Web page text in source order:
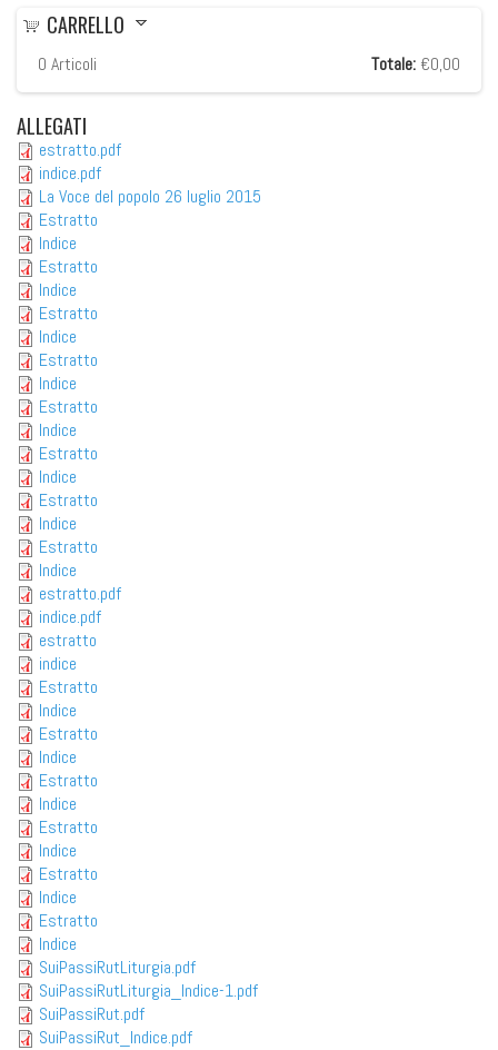
CARRELLO
0 Articoli Totale: €0,00
ALLEGATI
estratto.pdf
indice.pdf
La Voce del popolo 26 luglio 2015
Estratto
Indice
Estratto
Indice
Estratto
Indice
Estratto
Indice
Estratto
Indice
Estratto
Indice
Estratto
Indice
Estratto
Indice
estratto.pdf
indice.pdf
estratto
indice
Estratto
Indice
Estratto
Indice
Estratto
Indice
Estratto
Indice
Estratto
Indice
Estratto
Indice
SuiPassiRutLiturgia.pdf
SuiPassiRutLiturgia_Indice-1.pdf
SuiPassiRut.pdf
SuiPassiRut_Indice.pdf